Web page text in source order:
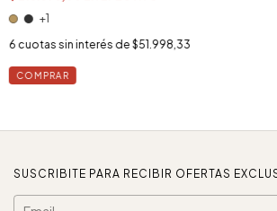
+1
6 cuotas sin interés de $51.998,33
COMPRAR
SUSCRIBITE PARA RECIBIR OFERTAS